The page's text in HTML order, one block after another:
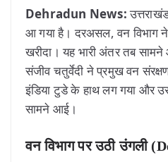
Dehradun News:
आ गया है। दरअसल, वन विभाग
खरीदा। यह भारी अंतर तब
संजीव चतुर्वेदी ने प्रमुख वन
इंडिया टुडे के हाथ लग गया और
सामने आई।
वन विभाग पर उठी उंगली